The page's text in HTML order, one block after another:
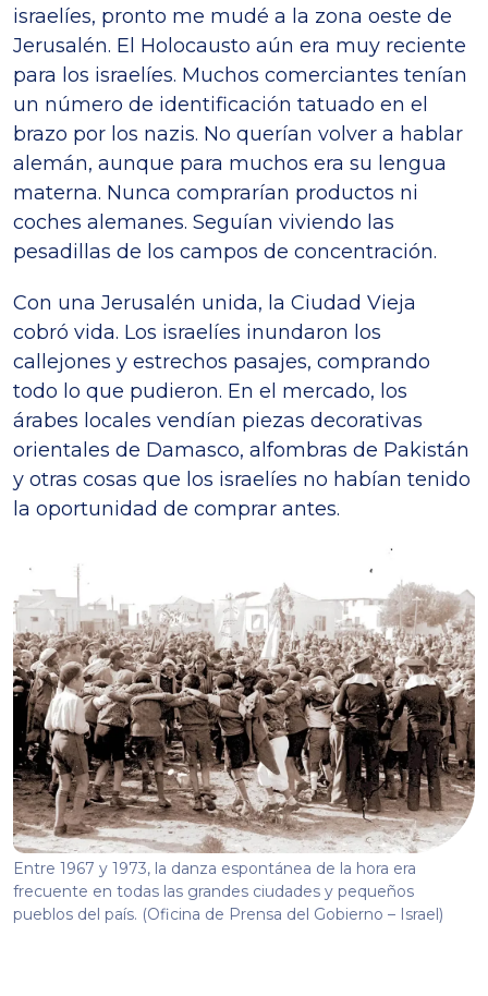
israelíes, pronto me mudé a la zona oeste de
Jerusalén. El Holocausto aún era muy reciente
para los israelíes. Muchos comerciantes tenían
un número de identificación tatuado en el
brazo por los nazis. No querían volver a hablar
alemán, aunque para muchos era su lengua
materna. Nunca comprarían productos ni
coches alemanes. Seguían viviendo las
pesadillas de los campos de concentración.
Con una Jerusalén unida, la Ciudad Vieja
cobró vida. Los israelíes inundaron los
callejones y estrechos pasajes, comprando
todo lo que pudieron. En el mercado, los
árabes locales vendían piezas decorativas
orientales de Damasco, alfombras de Pakistán
y otras cosas que los israelíes no habían tenido
la oportunidad de comprar antes.
Entre 1967 y 1973, la danza espontánea de la hora era
frecuente en todas las grandes ciudades y pequeños
pueblos del país. (Oficina de Prensa del Gobierno – Israel)